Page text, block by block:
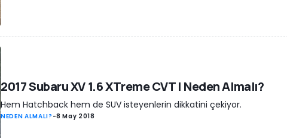
2017 Subaru XV 1.6 XTreme CVT | Neden Almalı?
Hem Hatchback hem de SUV isteyenlerin dikkatini çekiyor.
NEDEN ALMALI? -8 May 2018